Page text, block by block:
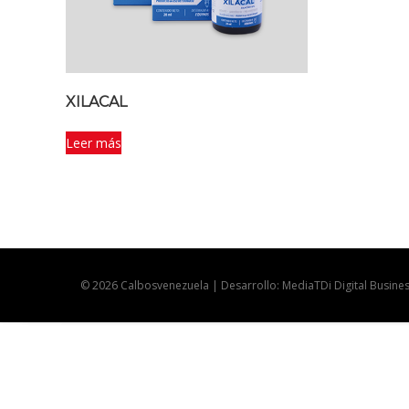
XILACAL
Leer más
© 2026 Calbosvenezuela | Desarrollo: MediaTDi Digital